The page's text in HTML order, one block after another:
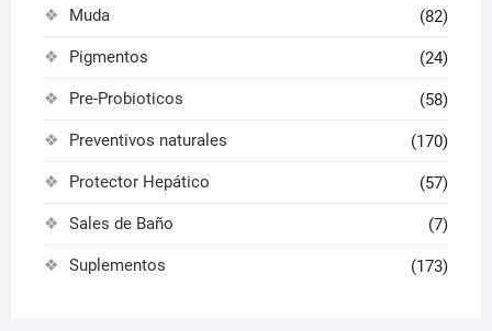
Muda (82)
Pigmentos (24)
Pre-Probioticos (58)
Preventivos naturales (170)
Protector Hepático (57)
Sales de Baño (7)
Suplementos (173)